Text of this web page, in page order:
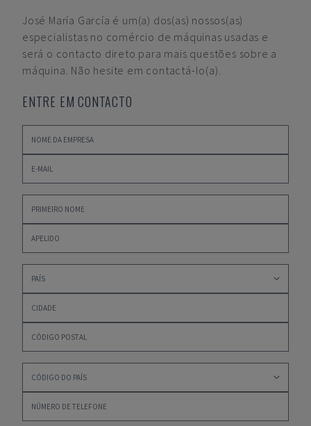
José María García é um(a) dos(as) nossos(as)
especialistas no comércio de máquinas usadas e
será o contacto direto para mais questões sobre a
máquina. Não hesite em contactá-lo(a).
ENTRE EM CONTACTO